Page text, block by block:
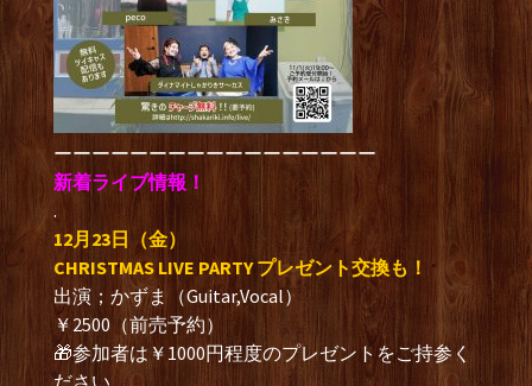
ーーーーーーーーーーーーーーーーー
新着ライブ情報！
.
12月23日（金）
CHRISTMAS LIVE PARTY プレゼント交換も！
出演；かずま（Guitar,Vocal）
￥2500（前売予約）
🎁参加者は￥1000円程度のプレゼントをご持参く
ださい。